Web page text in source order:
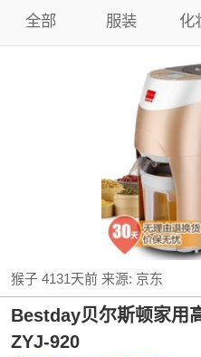
全部 服装 化
猴子 4131天前来源: 京东
Bestday贝尔斯顿家用
ZYJ-920